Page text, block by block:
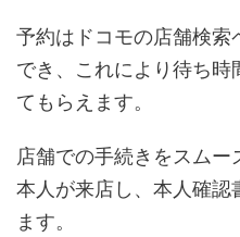
予約はドコモの店舗検索
でき、これにより待ち時
てもらえます。
店舗での手続きをスム
本人が来店し、本人確認
ます。